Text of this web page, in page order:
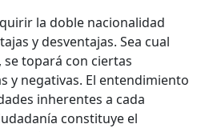
la doble nacionalidad
y desventajas. Sea cual
se topará con ciertas
y negativas. El entendimiento
inherentes a cada
constituye el